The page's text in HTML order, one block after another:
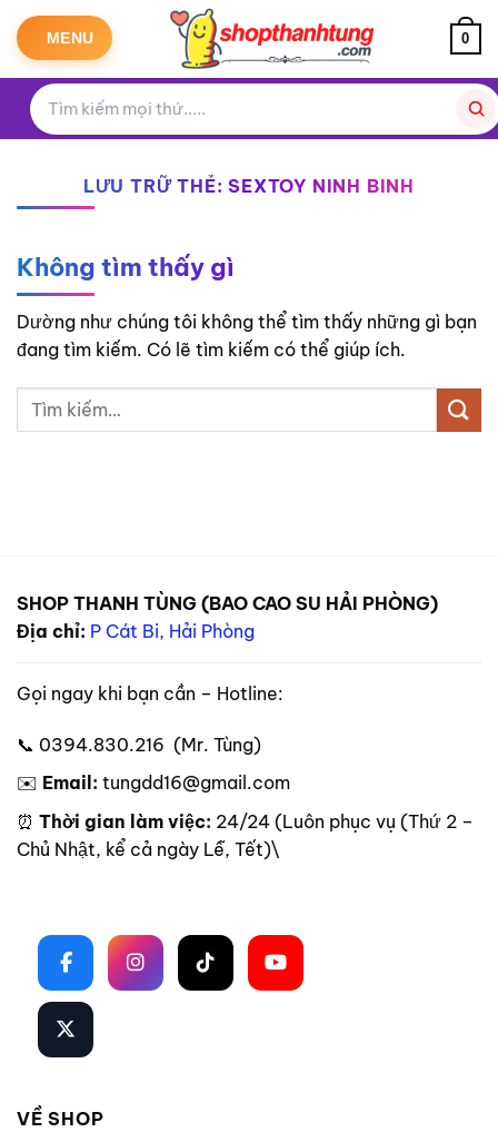
qua
dung
MENU 0
LƯU TRỮ THẺ:SEXTOY NINH BINH
Không tìm thấy gì
Dường như chúng tôi không thể tìm thấy những gì bạn
đang tìm kiếm. Có lẽ tìm kiếm có thể giúp ích.
SHOP THANH TÙNG (BAO CAO SU HẢI PHÒNG)
Địa chỉ: P Cát Bi, Hải Phòng
Gọi ngay khi bạn cần – Hotline:
📞 0394.830.216 (Mr. Tùng)
✉️ Email: tungdd16@gmail.com
⏰ Thời gian làm việc: 24/24 (Luôn phục vụ (Thứ 2 –
Chủ Nhật, kể cả ngày Lễ, Tết)\
VỀ SHOP